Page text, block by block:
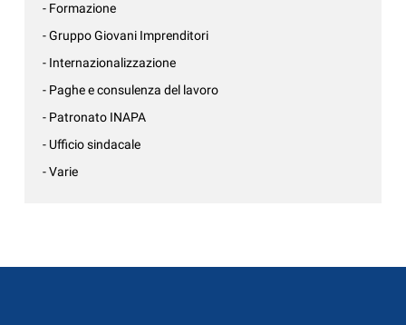
- Formazione
- Gruppo Giovani Imprenditori
- Internazionalizzazione
- Paghe e consulenza del lavoro
- Patronato INAPA
- Ufficio sindacale
- Varie